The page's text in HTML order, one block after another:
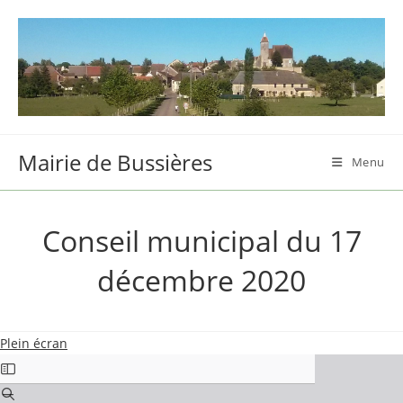
content
Mairie de Bussières Menu
Conseil municipal du 17
décembre 2020
Plein écran
Aller
au